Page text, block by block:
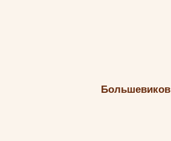
Большевиков